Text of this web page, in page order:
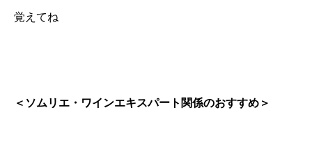
覚えてね
＜ソムリエ・ワインエキスパート関係のおすすめ＞